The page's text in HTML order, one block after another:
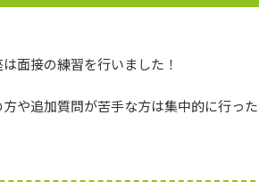
面接の練習を行いました！
や追加質問が苦手な方は集中的に行っ